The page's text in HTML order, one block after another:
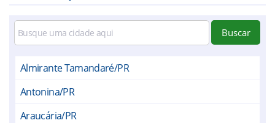
Buscar
Almirante Tamandaré/PR
Antonina/PR
Araucária/PR